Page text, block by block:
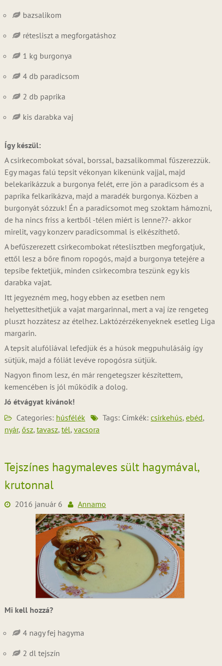
bazsalikom
rétesliszt a megforgatáshoz
1 kg burgonya
4 db paradicsom
2 db paprika
kis darabka vaj
Így készül:
A csirkecombokat sóval, borssal, bazsalikommal fűszerezzük.
Egy magas falú tepsit vékonyan kikenünk vajjal, majd
belekarikázzuk a burgonya felét, erre jön a paradicsom és a
paprika felkarikázva, majd a maradék burgonya. Közben a
burgonyát sózzuk! Én a paradicsomot meg szoktam hámozni,
de ha nincs friss a kertből -télen miért is lenne??- akkor
mirelit, vagy konzerv paradicsommal is elkészíthető.
A befűszerezett csirkecombokat réteslisztben megforgatjuk,
ettől lesz a bőre finom ropogós, majd a burgonya tetejére a
tepsibe fektetjük, minden csirkecombra teszünk egy kis
darabka vajat.
Itt jegyezném meg, hogy ebben az esetben nem
helyettesíthetjük a vajat margarinnal, mert a vaj íze rengeteg
pluszt hozzátesz az ételhez. Laktózérzékenyeknek esetleg Liga
margarin.
A tepsit alufóliával lefedjük és a húsok megpuhulásáig így
sütjük, majd a fóliát levéve ropogósra sütjük.
Nagyon finom lesz, én már rengetegszer készítettem,
kemencében is jól működik a dolog.
Jó étvágyat kívánok!
Categories: húsfélék Tags: Címkék: csirkehús, ebéd,
nyár, ősz, tavasz, tél, vacsora
Tejszínes hagymaleves sült hagymával,
krutonnal
2016 január 6 Annamo
Mi kell hozzá?
4 nagy fej hagyma
2 dl tejszín